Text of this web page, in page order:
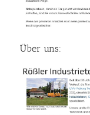
Über uns: